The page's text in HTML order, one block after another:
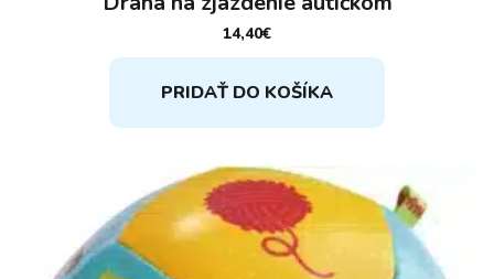
14,40€
PRIDAŤ DO KOŠÍKA